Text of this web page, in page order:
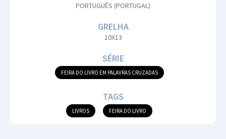
PORTUGUÊS (PORTUGAL)
GRELHA
10X13
SÉRIE
FEIRA DO LIVRO EM PALAVRAS CRUZADAS
TAGS
LIVROS FEIRA DO LIVRO